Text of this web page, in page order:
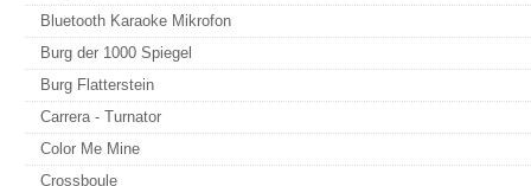
Bluetooth Karaoke Mikrofon
Burg der 1000 Spiegel
Burg Flatterstein
Carrera - Turnator
Color Me Mine
Crossboule